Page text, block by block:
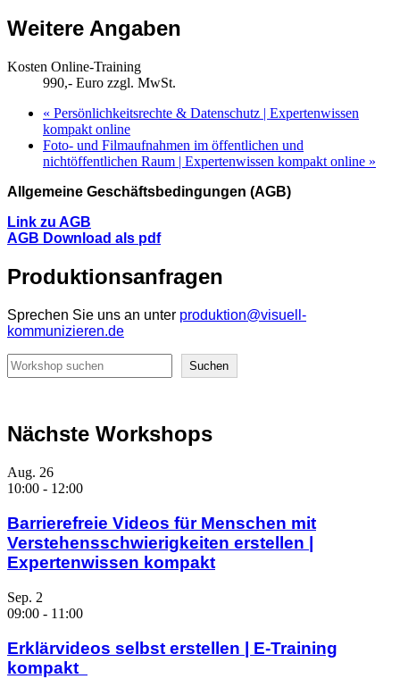
Weitere Angaben
Kosten Online-Training
990,- Euro zzgl. MwSt.
« Persönlichkeitsrechte & Datenschutz | Expertenwissen
kompakt online
Foto- und Filmaufnahmen im öffentlichen und
nichtöffentlichen Raum | Expertenwissen kompakt online »
Allgemeine Geschäftsbedingungen (AGB)
Link zu AGB
AGB Download als pdf
Produktionsanfragen
Sprechen Sie uns an unter produktion@visuell-
kommunizieren.de
Suchen
Suchen
Nächste Workshops
Aug. 26
10:00 - 12:00
Barrierefreie Videos für Menschen mit
Verstehensschwierigkeiten erstellen |
Expertenwissen kompakt
Sep. 2
09:00 - 11:00
Erklärvideos selbst erstellen | E-Training
kompakt